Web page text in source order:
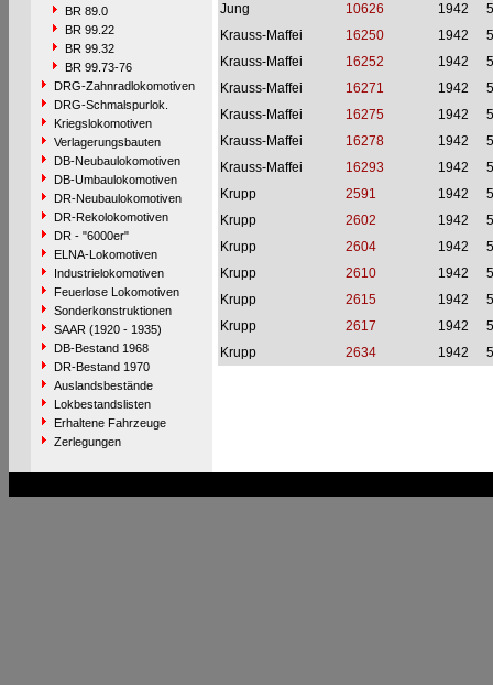
BR 89.0
BR 99.22
BR 99.32
BR 99.73-76
DRG-Zahnradlokomotiven
DRG-Schmalspurlok.
Kriegslokomotiven
Verlagerungsbauten
DB-Neubaulokomotiven
DB-Umbaulokomotiven
DR-Neubaulokomotiven
DR-Rekolokomotiven
DR - "6000er"
ELNA-Lokomotiven
Industrielokomotiven
Feuerlose Lokomotiven
Sonderkonstruktionen
SAAR (1920 - 1935)
DB-Bestand 1968
DR-Bestand 1970
Auslandsbestände
Lokbestandslisten
Erhaltene Fahrzeuge
Zerlegungen
Jung
10626 1942
Krauss-Maffei
16250 1942
Krauss-Maffei
16252 1942
Krauss-Maffei
16271 1942
Krauss-Maffei
16275 1942
Krauss-Maffei
16278 1942
Krauss-Maffei
16293 1942
Krupp
2591 1942
Krupp
2602 1942
Krupp
2604 1942
Krupp
2610 1942
Krupp
2615 1942
Krupp
2617 1942
Krupp
2634 1942